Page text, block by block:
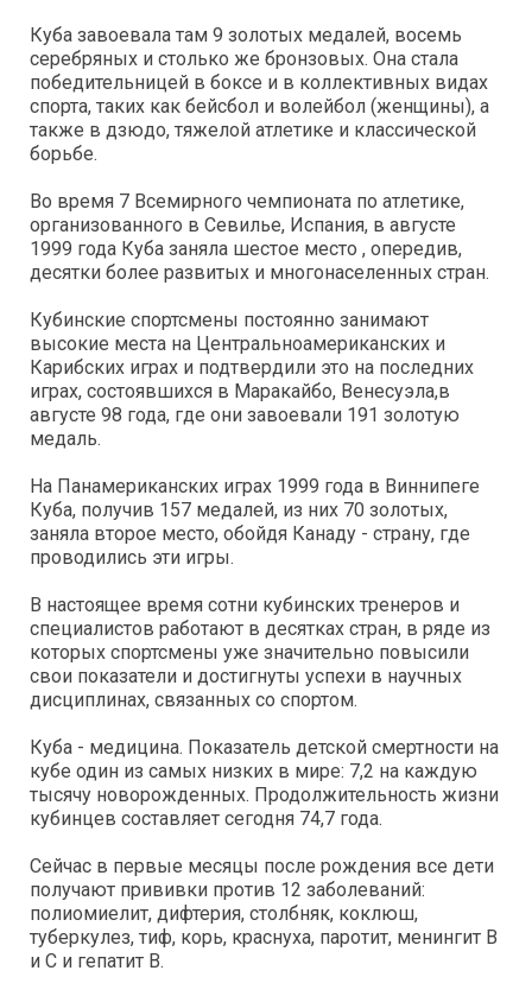
Куба завоевала там 9 золотых медалей, восемь
серебряных и столько же бронзовых. Она стала
победительницей в боксе и в коллективных видах
спорта, таких как бейсбол и волейбол (женщины), а
также в дзюдо, тяжелой атлетике и классической
борьбе.
Во время 7 Всемирного чемпионата по атлетике,
организованного в Севилье, Испания, в августе
1999 года Куба заняла шестое место , опередив,
десятки более развитых и многонаселенных стран.
Кубинские спортсмены постоянно занимают
высокие места на Центральноамериканских и
Карибских играх и подтвердили это на последних
играх, состоявшихся в Маракайбо, Венесуэла,в
августе 98 года, где они завоевали 191 золотую
медаль.
На Панамериканских играх 1999 года в Виннипеге
Куба, получив 157 медалей, из них 70 золотых,
заняла второе место, обойдя Канаду - страну, где
проводились эти игры.
В настоящее время сотни кубинских тренеров и
специалистов работают в десятках стран, в ряде из
которых спортсмены уже значительно повысили
свои показатели и достигнуты успехи в научных
дисциплинах, связанных со спортом.
Куба - медицина. Показатель детской смертности на
кубе один из самых низких в мире: 7,2 на каждую
тысячу новорожденных. Продолжительность жизни
кубинцев составляет сегодня 74,7 года.
Сейчас в первые месяцы после рождения все дети
получают прививки против 12 заболеваний:
полиомиелит, дифтерия, столбняк, коклюш,
туберкулез, тиф, корь, краснуха, паротит, менингит В
и С и гепатит В.